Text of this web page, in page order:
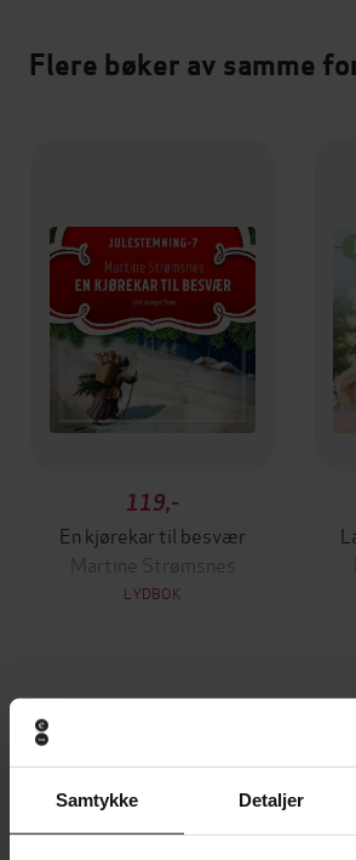
Samtykke Detaljer
Flere bøker av samme
119,-
En kjørekar til besvær
Martine Strømsnes
LYDBOK
Andre har også kjøpt
Premium
Vinner av Rivertonprisen